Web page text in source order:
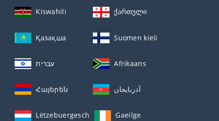
Kiswahili ქართული
Қазақша Suomen kieli
עברית Afrikaans
Հայերեն آذربايجان
Lëtzebuergesch Gaeilge